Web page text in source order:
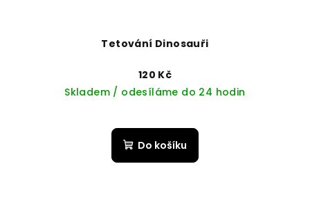
Tetování Dinosauři
120 Kč
Skladem / odesíláme do 24 hodin
Do košíku